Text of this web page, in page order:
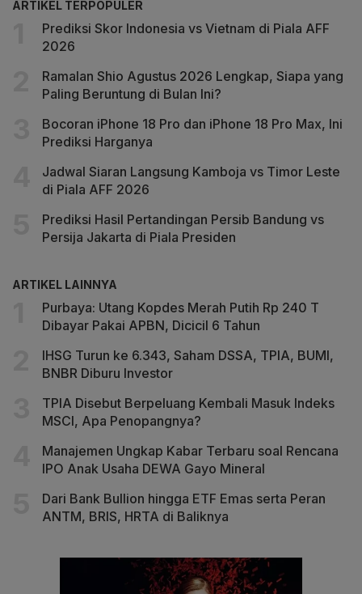
ARTIKEL TERPOPULER
Prediksi Skor Indonesia vs Vietnam di Piala AFF
2026
Ramalan Shio Agustus 2026 Lengkap, Siapa yang
Paling Beruntung di Bulan Ini?
Bocoran iPhone 18 Pro dan iPhone 18 Pro Max, Ini
Prediksi Harganya
Jadwal Siaran Langsung Kamboja vs Timor Leste
di Piala AFF 2026
Prediksi Hasil Pertandingan Persib Bandung vs
Persija Jakarta di Piala Presiden
ARTIKEL LAINNYA
Purbaya: Utang Kopdes Merah Putih Rp 240 T
Dibayar Pakai APBN, Dicicil 6 Tahun
IHSG Turun ke 6.343, Saham DSSA, TPIA, BUMI,
BNBR Diburu Investor
TPIA Disebut Berpeluang Kembali Masuk Indeks
MSCI, Apa Penopangnya?
Manajemen Ungkap Kabar Terbaru soal Rencana
IPO Anak Usaha DEWA Gayo Mineral
Dari Bank Bullion hingga ETF Emas serta Peran
ANTM, BRIS, HRTA di Baliknya